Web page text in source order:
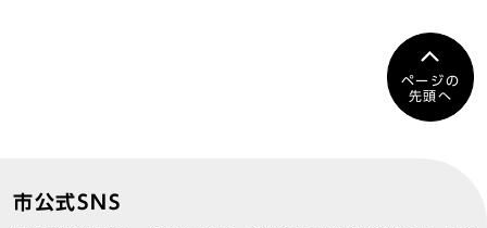
ページの
先頭へ
市公式SNS